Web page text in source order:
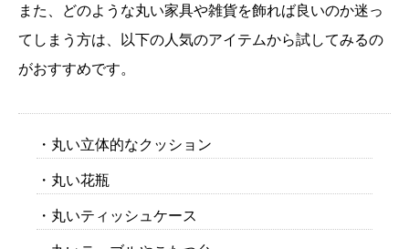
また、どのような丸い家具や雑貨を飾れば良いのか迷っ
てしまう方は、以下の人気のアイテムから試してみるの
がおすすめです。
・丸い立体的なクッション
・丸い花瓶
・丸いティッシュケース